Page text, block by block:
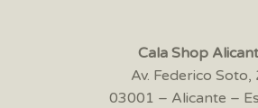
Cala Shop
Av. Federico Soto,
03001 – Alicante –